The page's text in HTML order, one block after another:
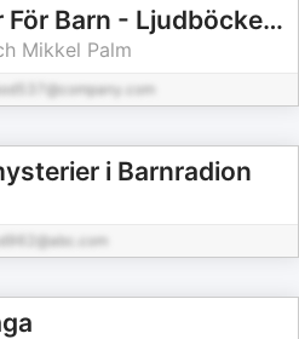
Godnattsagor För Barn - Ljudböcker om Björnen My
Mikkel Palm
i Barnradion